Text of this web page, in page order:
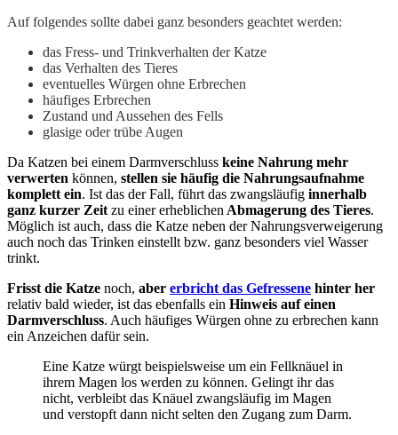
Auf folgendes sollte dabei ganz besonders geachtet werden:
das Fress- und Trinkverhalten der Katze
das Verhalten des Tieres
eventuelles Würgen ohne Erbrechen
häufiges Erbrechen
Zustand und Aussehen des Fells
glasige oder trübe Augen
Da Katzen bei einem Darmverschluss keine Nahrung mehr
verwerten können, stellen sie häufig die Nahrungsaufnahme
komplett ein. Ist das der Fall, führt das zwangsläufig innerhalb
ganz kurzer Zeit zu einer erheblichen Abmagerung des Tieres.
Möglich ist auch, dass die Katze neben der Nahrungsverweigerung
auch noch das Trinken einstellt bzw. ganz besonders viel Wasser
trinkt.
Frisst die Katze noch, aber erbricht das Gefressene hinter her
relativ bald wieder, ist das ebenfalls ein Hinweis auf einen
Darmverschluss. Auch häufiges Würgen ohne zu erbrechen kann
ein Anzeichen dafür sein.
Eine Katze würgt beispielsweise um ein Fellknäuel in
ihrem Magen los werden zu können. Gelingt ihr das
nicht, verbleibt das Knäuel zwangsläufig im Magen
und verstopft dann nicht selten den Zugang zum Darm.